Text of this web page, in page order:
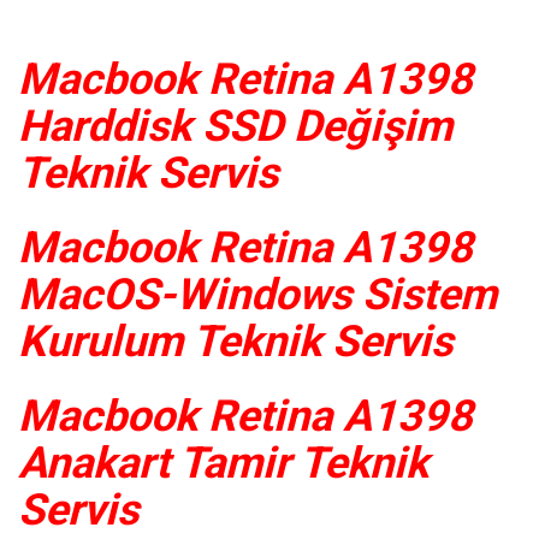
Macbook Retina A1398
Harddisk SSD Değişim
Teknik Servis
Macbook Retina A1398
MacOS-Windows Sistem
Kurulum Teknik Servis
Macbook Retina A1398
Anakart Tamir Teknik
Servis